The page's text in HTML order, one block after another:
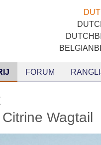
FORUM
· Citrine